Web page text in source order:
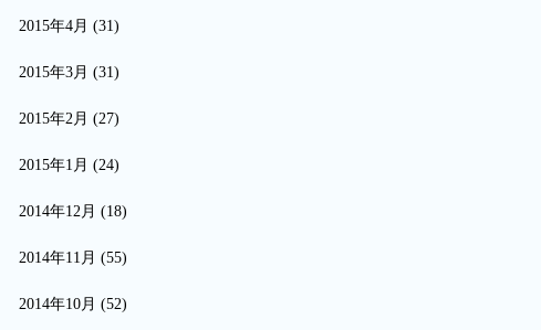
2015年4月 (31)
2015年3月 (31)
2015年2月 (27)
2015年1月 (24)
2014年12月 (18)
2014年11月 (55)
2014年10月 (52)